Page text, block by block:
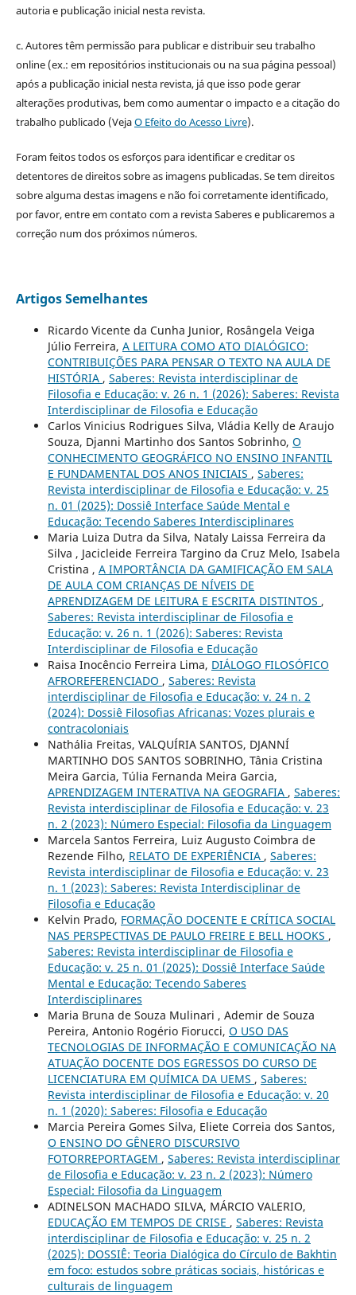
autoria e publicação inicial nesta revista.
c. Autores têm permissão para publicar e distribuir seu trabalho
online (ex.: em repositórios institucionais ou na sua página pessoal)
após a publicação inicial nesta revista, já que isso pode gerar
alterações produtivas, bem como aumentar o impacto e a citação do
trabalho publicado (VejaO Efeito do Acesso Livre).
Foram feitos todos os esforços para identificar e creditar os
detentores de direitos sobre as imagens publicadas. Se tem direitos
sobre alguma destas imagens e não foi corretamente identificado,
por favor, entre em contato com a revista Saberes e publicaremos a
correção num dos próximos números.
Artigos Semelhantes
Ricardo Vicente da Cunha Junior, Rosângela Veiga
Júlio Ferreira, A LEITURA COMO ATO DIALÓGICO:
CONTRIBUIÇÕES PARA PENSAR O TEXTO NA AULA DE
HISTÓRIA , Saberes: Revista interdisciplinar de
Filosofia e Educação: v. 26 n. 1 (2026): Saberes: Revista
Interdisciplinar de Filosofia e Educação
Carlos Vinicius Rodrigues Silva, Vládia Kelly de Araujo
Souza, Djanni Martinho dos Santos Sobrinho, O
CONHECIMENTO GEOGRÁFICO NO ENSINO INFANTIL
E FUNDAMENTAL DOS ANOS INICIAIS , Saberes:
Revista interdisciplinar de Filosofia e Educação: v. 25
n. 01 (2025): Dossiê Interface Saúde Mental e
Educação: Tecendo Saberes Interdisciplinares
Maria Luiza Dutra da Silva, Nataly Laissa Ferreira da
Silva , Jacicleide Ferreira Targino da Cruz Melo, Isabela
Cristina , A IMPORTÂNCIA DA GAMIFICAÇÃO EM SALA
DE AULA COM CRIANÇAS DE NÍVEIS DE
APRENDIZAGEM DE LEITURA E ESCRITA DISTINTOS ,
Saberes: Revista interdisciplinar de Filosofia e
Educação: v. 26 n. 1 (2026): Saberes: Revista
Interdisciplinar de Filosofia e Educação
Raisa Inocêncio Ferreira Lima, DIÁLOGO FILOSÓFICO
AFROREFERENCIADO , Saberes: Revista
interdisciplinar de Filosofia e Educação: v. 24 n. 2
(2024): Dossiê Filosofias Africanas: Vozes plurais e
contracoloniais
Nathália Freitas, VALQUÍRIA SANTOS, DJANNÍ
MARTINHO DOS SANTOS SOBRINHO, Tânia Cristina
Meira Garcia, Túlia Fernanda Meira Garcia,
APRENDIZAGEM INTERATIVA NA GEOGRAFIA , Saberes:
Revista interdisciplinar de Filosofia e Educação: v. 23
n. 2 (2023): Número Especial: Filosofia da Linguagem
Marcela Santos Ferreira, Luiz Augusto Coimbra de
Rezende Filho, RELATO DE EXPERIÊNCIA , Saberes:
Revista interdisciplinar de Filosofia e Educação: v. 23
n. 1 (2023): Saberes: Revista Interdisciplinar de
Filosofia e Educação
Kelvin Prado, FORMAÇÃO DOCENTE E CRÍTICA SOCIAL
NAS PERSPECTIVAS DE PAULO FREIRE E BELL HOOKS ,
Saberes: Revista interdisciplinar de Filosofia e
Educação: v. 25 n. 01 (2025): Dossiê Interface Saúde
Mental e Educação: Tecendo Saberes
Interdisciplinares
Maria Bruna de Souza Mulinari , Ademir de Souza
Pereira, Antonio Rogério Fiorucci, O USO DAS
TECNOLOGIAS DE INFORMAÇÃO E COMUNICAÇÃO NA
ATUAÇÃO DOCENTE DOS EGRESSOS DO CURSO DE
LICENCIATURA EM QUÍMICA DA UEMS , Saberes:
Revista interdisciplinar de Filosofia e Educação: v. 20
n. 1 (2020): Saberes: Filosofia e Educação
Marcia Pereira Gomes Silva, Eliete Correia dos Santos,
O ENSINO DO GÊNERO DISCURSIVO
FOTORREPORTAGEM , Saberes: Revista interdisciplinar
de Filosofia e Educação: v. 23 n. 2 (2023): Número
Especial: Filosofia da Linguagem
ADINELSON MACHADO SILVA, MÁRCIO VALERIO,
EDUCAÇÃO EM TEMPOS DE CRISE , Saberes: Revista
interdisciplinar de Filosofia e Educação: v. 25 n. 2
(2025): DOSSIÊ: Teoria Dialógica do Círculo de Bakhtin
em foco: estudos sobre práticas sociais, históricas e
culturais de linguagem